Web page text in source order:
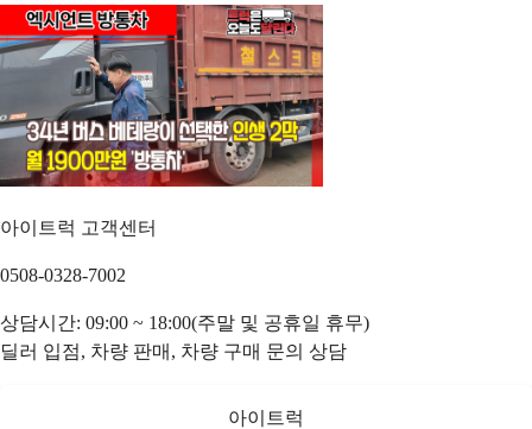
아이트럭 고객센터
0508-0328-7002
상담시간: 09:00 ~ 18:00(주말 및 공휴일 휴무)
딜러 입점, 차량 판매, 차량 구매 문의 상담
아이트럭